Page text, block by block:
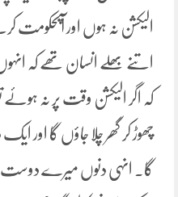
الیکشن نہ ہوں اور
اتنے بھلے انسان تھے کہ انہوں
کہ اگر الیکشن وقت پر نہ
چھوڑ کر گھر چلا جاؤں گا اور
گا۔ انہی دنوں میرے دوست